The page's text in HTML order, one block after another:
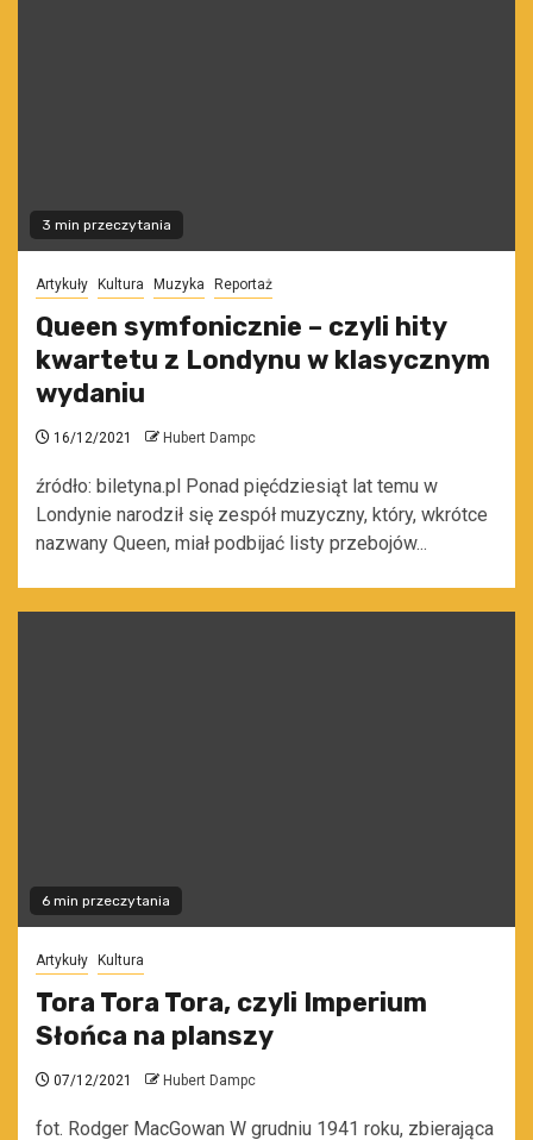
3 min przeczytania
Artykuły Kultura Muzyka Reportaż
Queen symfonicznie – czyli hity
kwartetu z Londynu w klasycznym
wydaniu
16/12/2021 Hubert Dampc
źródło: biletyna.pl Ponad pięćdziesiąt lat temu w
Londynie narodził się zespół muzyczny, który, wkrótce
nazwany Queen, miał podbijać listy przebojów...
6 min przeczytania
Artykuły Kultura
Tora Tora Tora, czyli Imperium
Słońca na planszy
07/12/2021 Hubert Dampc
fot. Rodger MacGowan W grudniu 1941 roku, zbierająca